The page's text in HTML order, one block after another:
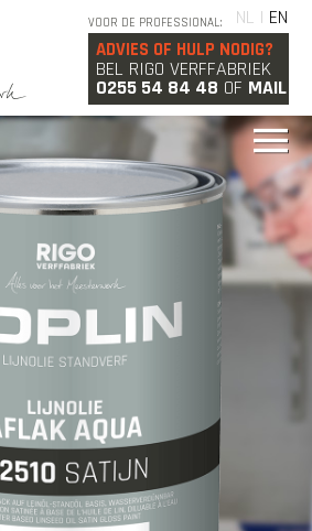
NL | EN
VOOR DE PROFESSIONAL:
ADVIES OF HULP NODIG?
BEL RIGO VERFFABRIEK
0255 54 84 48 OF MAIL